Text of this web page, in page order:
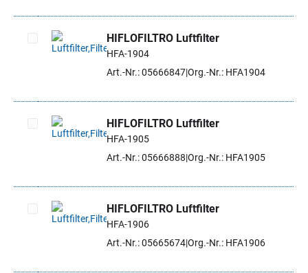
Artikel auswählen
HIFLOFILTRO Luftfilter
HFA-1904
Art.-Nr.: 05666847Org.-Nr.: HFA1904
Artikel auswählen
HIFLOFILTRO Luftfilter
HFA-1905
Art.-Nr.: 05666888 Org.-Nr.: HFA1905
Artikel auswählen
HIFLOFILTRO Luftfilter
HFA-1906
Art.-Nr.: 05665674Org.-Nr.: HFA1906